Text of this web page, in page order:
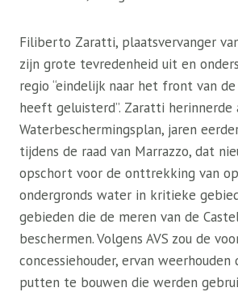
Filiberto Zaratti, plaatsvervanger
zijn grote tevredenheid uit en
regio “eindelijk naar het front van
heeft geluisterd”. Zaratti herinnerde
Waterbeschermingsplan, jaren
tijdens de raad van Marrazzo, dat
opschort voor de onttrekking van
ondergronds water in kritieke
gebieden die de meren van de
beschermen. Volgens AVS zou de
concessiehouder, ervan weerhouden
putten te bouwen die werden